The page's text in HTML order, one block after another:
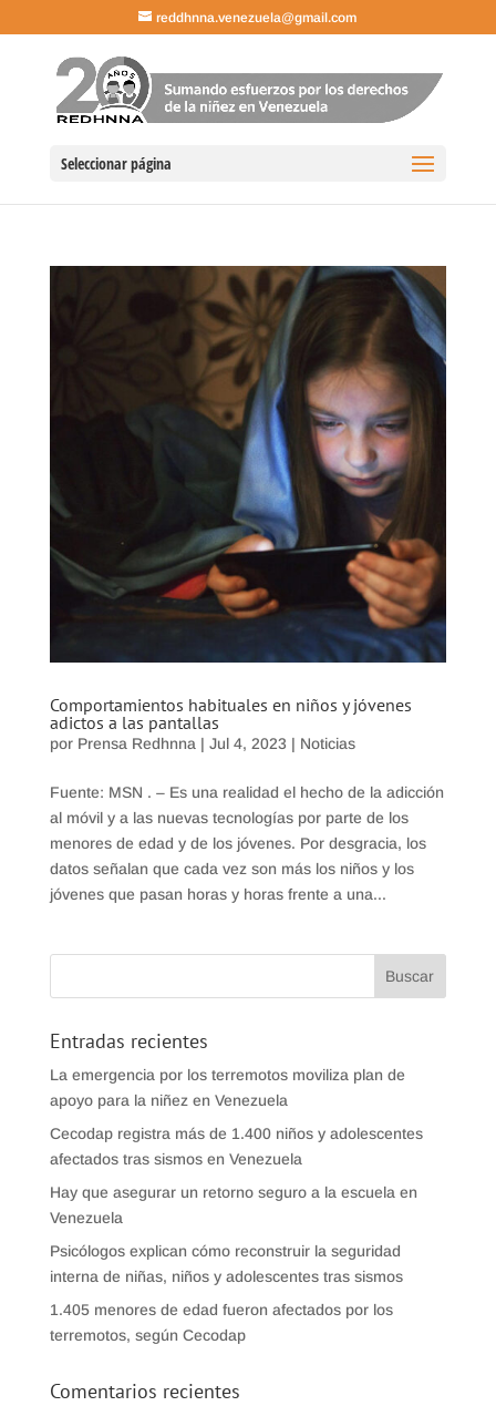
reddhnna.venezuela@gmail.com
Seleccionar página
Comportamientos habituales en niños y jóvenes
adictos a las pantallas
por Prensa Redhnna| Jul 4, 2023 | Noticias
Fuente: MSN . – Es una realidad el hecho de la adicción
al móvil y a las nuevas tecnologías por parte de los
menores de edad y de los jóvenes. Por desgracia, los
datos señalan que cada vez son más los niños y los
jóvenes que pasan horas y horas frente a una...
Entradas recientes
La emergencia por los terremotos moviliza plan de
apoyo para la niñez en Venezuela
Cecodap registra más de 1.400 niños y adolescentes
afectados tras sismos en Venezuela
Hay que asegurar un retorno seguro a la escuela en
Venezuela
Psicólogos explican cómo reconstruir la seguridad
interna de niñas, niños y adolescentes tras sismos
1.405 menores de edad fueron afectados por los
terremotos, según Cecodap
Comentarios recientes